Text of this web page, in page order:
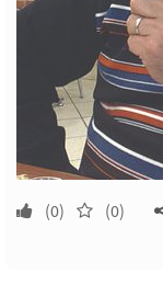
(0) (0)